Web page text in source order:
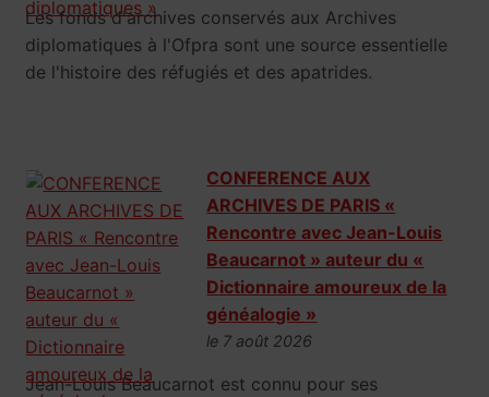
Les fonds d'archives conservés aux Archives
diplomatiques à l'Ofpra sont une source essentielle
de l'histoire des réfugiés et des apatrides.
CONFERENCE AUX
ARCHIVES DE PARIS «
Rencontre avec Jean-Louis
Beaucarnot » auteur du «
Dictionnaire amoureux de la
généalogie »
le 7 août 2026
Jean-Louis Beaucarnot est connu pour ses